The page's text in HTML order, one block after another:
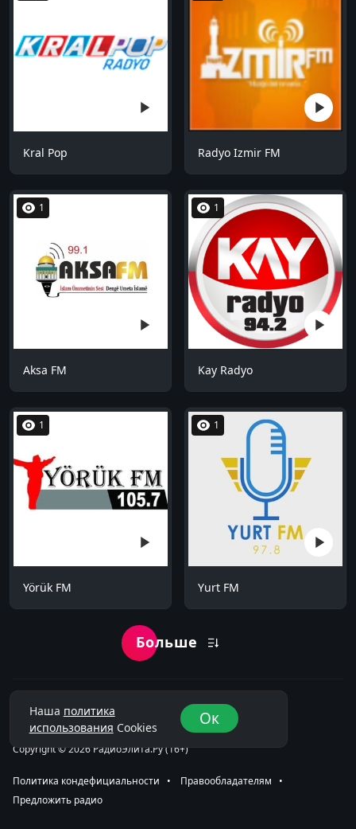
Kral Pop Radyo Izmir FM
1
Aksa FM
1
Kay Radyo
1
Yörük FM
1
Yurt FM
Больше
Copyright © 2026 РадиоЭлита.Ру (16+)
Политика кондефициальности ⠀•⠀ Правообладателям ⠀•⠀
Предложить радио
Наша политика
использования Cookies Ок